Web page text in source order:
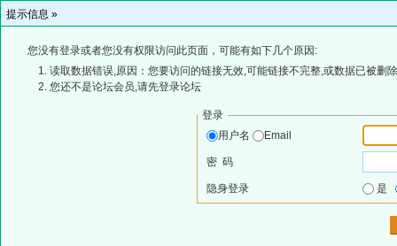
提示信息 »
您没有登录或者您没有权限访问此页面，可能有如下几个原因:
读取数据错误,原因：您要访问的链接无效,可能链接不完整,或数据已被删
您还不是论坛会员,请先登录论坛
登录
用户名
Email
密 码
隐身登录 是